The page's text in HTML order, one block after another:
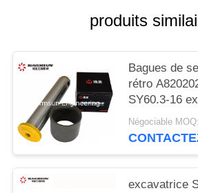
produits
Bagues de
rétro
SY60.3-16
Négociable
excavatrice